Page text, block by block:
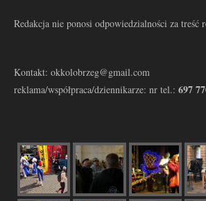
Redakcja nie ponosi odpowiedzialności za treść
Kontakt: okkolobrzeg@gmail.com
reklama/współpraca/dziennikarze: nr tel.: 697